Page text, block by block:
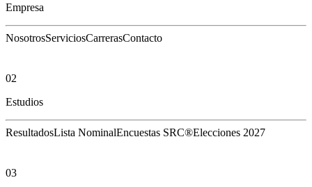
Empresa
NosotrosServiciosCarrerasContacto
02
Estudios
ResultadosLista NominalEncuestas SRC®Elecciones 2027
03